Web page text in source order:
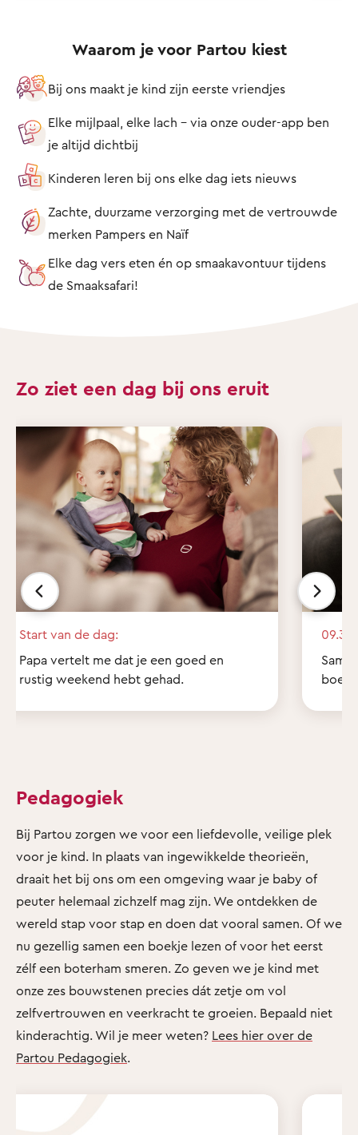
Waarom je voor Partou kiest
Bij ons maakt je kind zijn eerste vriendjes
Elke mijlpaal, elke lach – via onze ouder-app ben
je altijd dichtbij
Kinderen leren bij ons elke dag iets nieuws
Zachte, duurzame verzorging met de vertrouwde
merken Pampers en Naïf
Elke dag vers eten én op smaakavontuur tijdens
de Smaaksafari!
Zo ziet een dag bij ons eruit
Start van de dag:
Papa vertelt me dat je een goed en
rustig weekend hebt gehad.
09.30
Pedagogiek
Bij Partou zorgen we voor een liefdevolle, veilige plek
voor je kind. In plaats van ingewikkelde theorieën,
draait het bij ons om een omgeving waar je baby of
peuter helemaal zichzelf mag zijn. We ontdekken de
wereld stap voor stap en doen dat vooral samen. Of we
nu gezellig samen een boekje lezen of voor het eerst
zélf een boterham smeren. Zo geven we je kind met
onze zes bouwstenen precies dát zetje om vol
zelfvertrouwen en veerkracht te groeien. Bepaald niet
kinderachtig. Wil je meer weten? Lees hier over de
Partou Pedagogiek.